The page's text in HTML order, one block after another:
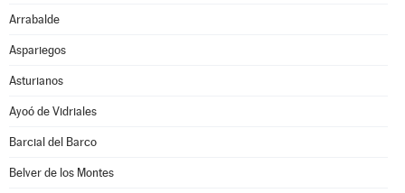
Arrabalde
Aspariegos
Asturianos
Ayoó de Vidriales
Barcial del Barco
Belver de los Montes